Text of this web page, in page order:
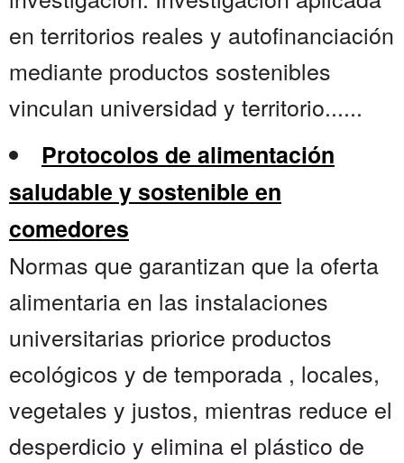
en territorios reales y autofinanciación
mediante productos sostenibles
vinculan universidad y territorio......
Protocolos de alimentación
saludable y sostenible en
comedores
Normas que garantizan que la oferta
alimentaria en las instalaciones
universitarias priorice productos
ecológicos y de temporada , locales,
vegetales y justos, mientras reduce el
desperdicio y elimina el plástico de